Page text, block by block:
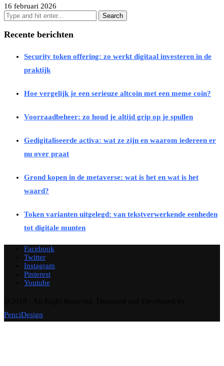
16 februari 2026
Recente berichten
Security token offering: zo werkt digitaal investeren in de
praktijk
Hoe vergelijk je een serieuze altcoin met een meme coin?
Voorraadbeheer: zo houd je altijd grip op je spullen
Gedigitaliseerde activa: wat ze zijn en waarom iedereen er
nu over praat
Grond kopen in de metaverse: wat is het en wat is het
waard?
Token varianten uitgelegd: van tekstverwerkende eenheden
tot digitale munten
Facebook
Twitter
Instagram
Pinterest
Youtube
PenciDesign